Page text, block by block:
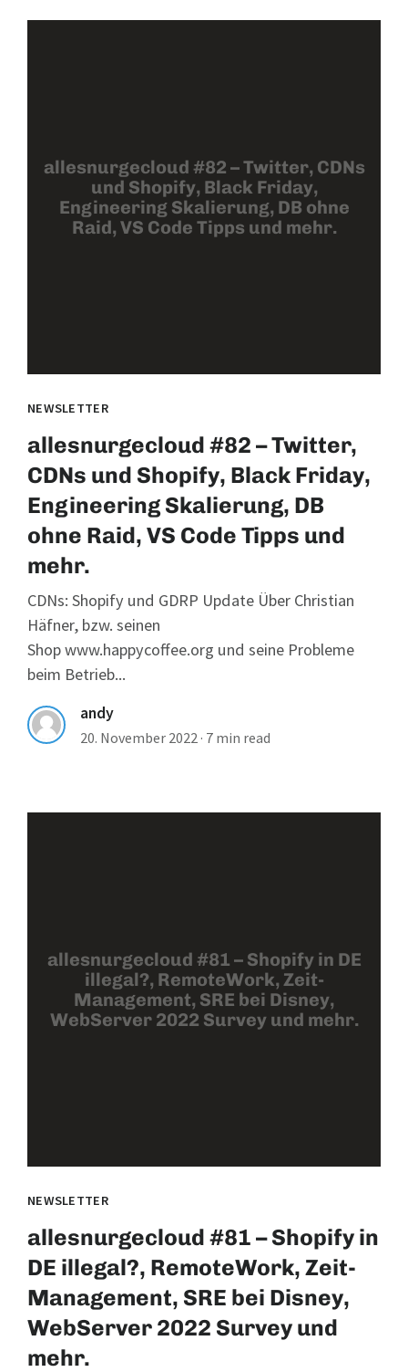
allesnurgecloud #82 – Twitter, CDNs
und Shopify, Black Friday,
Engineering Skalierung, DB ohne
Raid, VS Code Tipps und mehr.
NEWSLETTER
allesnurgecloud #82 – Twitter,
CDNs und Shopify, Black Friday,
Engineering Skalierung, DB
ohne Raid, VS Code Tipps und
mehr.
CDNs: Shopify und GDRP Update Über Christian
Häfner, bzw. seinen
Shop www.happycoffee.org und seine Probleme
beim Betrieb...
andy
20. November 2022 · 7 min read
allesnurgecloud #81 – Shopify in DE
illegal?, RemoteWork, Zeit-
Management, SRE bei Disney,
WebServer 2022 Survey und mehr.
NEWSLETTER
allesnurgecloud #81 – Shopify in
DE illegal?, RemoteWork, Zeit-
Management, SRE bei Disney,
WebServer 2022 Survey und
mehr.